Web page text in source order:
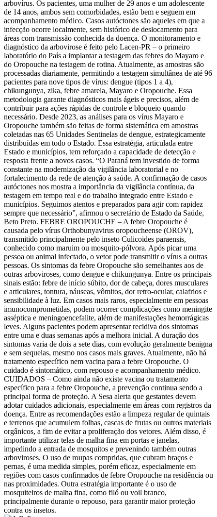
arbovírus. Os pacientes, uma mulher de 29 anos e um adolescente
de 14 anos, ambos sem comorbidades, estão bem e seguem em
acompanhamento médico. Casos autóctones são aqueles em que a
infecção ocorre localmente, sem histórico de deslocamento para
áreas com transmissão conhecida da doença. O monitoramento e
diagnóstico da arbovirose é feito pelo Lacen-PR – o primeiro
laboratório do País a implantar a testagem das febres do Mayaro e
do Oropouche na testagem de rotina. Atualmente, as amostras são
processadas diariamente, permitindo a testagem simultânea de até 96
pacientes para nove tipos de vírus: dengue (tipos 1 a 4),
chikungunya, zika, febre amarela, Mayaro e Oropouche. Essa
metodologia garante diagnósticos mais ágeis e precisos, além de
contribuir para ações rápidas de controle e bloqueio quando
necessário. Desde 2023, as análises para os vírus Mayaro e
Oropouche também são feitas de forma sistemática em amostras
coletadas nas 65 Unidades Sentinelas de dengue, estrategicamente
distribuídas em todo o Estado. Essa estratégia, articulada entre
Estado e municípios, tem reforçado a capacidade de detecção e
resposta frente a novos casos. “O Paraná tem investido de forma
constante na modernização da vigilância laboratorial e no
fortalecimento da rede de atenção à saúde. A confirmação de casos
autóctones nos mostra a importância da vigilância contínua, da
testagem em tempo real e do trabalho integrado entre Estado e
municípios. Seguimos atentos e preparados para agir com rapidez
sempre que necessário”, afirmou o secretário de Estado da Saúde,
Beto Preto. FEBRE OROPOUCHE – A febre Oropouche é
causada pelo vírus Orthobunyavirus oropoucheense (OROV),
transmitido principalmente pelo inseto Culicoides paraensis,
conhecido como maruim ou mosquito-pólvora. Após picar uma
pessoa ou animal infectado, o vetor pode transmitir o vírus a outras
pessoas. Os sintomas da febre Oropouche são semelhantes aos de
outras arboviroses, como dengue e chikungunya. Entre os principais
sinais estão: febre de início súbito, dor de cabeça, dores musculares
e articulares, tontura, náuseas, vômitos, dor retro-ocular, calafrios e
sensibilidade à luz. Em casos mais raros, especialmente em pessoas
imunocomprometidas, podem ocorrer complicações como meningite
asséptica e meningoencefalite, além de manifestações hemorrágicas
leves. Alguns pacientes podem apresentar recidiva dos sintomas
entre uma e duas semanas após a melhora inicial. A duração dos
sintomas varia de dois a sete dias, com evolução geralmente benigna
e sem sequelas, mesmo nos casos mais graves. Atualmente, não há
tratamento específico nem vacina para a febre Oropouche. O
cuidado é sintomático, com repouso e acompanhamento médico.
CUIDADOS – Como ainda não existe vacina ou tratamento
específico para a febre Oropouche, a prevenção continua sendo a
principal forma de proteção. A Sesa alerta que gestantes devem
adotar cuidados adicionais, especialmente em áreas com registros da
doença. Entre as recomendações estão a limpeza regular de quintais
e terrenos que acumulem folhas, cascas de frutas ou outros materiais
orgânicos, a fim de evitar a proliferação dos vetores. Além disso, é
importante utilizar telas de malha fina em portas e janelas,
impedindo a entrada de mosquitos e prevenindo também outras
arboviroses. O uso de roupas compridas, que cubram braços e
pernas, é uma medida simples, porém eficaz, especialmente em
regiões com casos confirmados de febre Oropouche na residência ou
nas proximidades. Outra estratégia importante é o uso de
mosquiteiros de malha fina, como filó ou voil branco,
principalmente durante o repouso, para garantir maior proteção
contra os insetos.